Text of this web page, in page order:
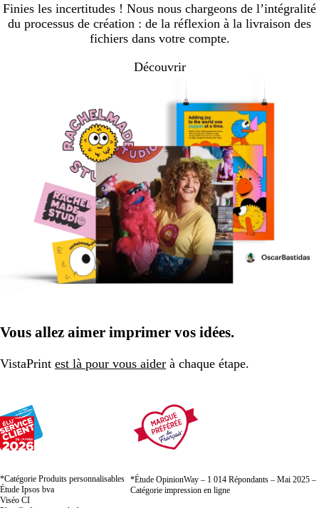
Finies les incertitudes ! Nous nous chargeons de l’intégralité
du processus de création : de la réflexion à la livraison des
fichiers dans votre compte.
Découvrir
Vous allez aimer imprimer vos idées.
VistaPrint est là pour vous aider à chaque étape.
*Catégorie Produits personnalisables
Étude Ipsos bva
Viséo CI
*Étude OpinionWay – 1 014 Répondants – Mai 2025 –
Catégorie impression en ligne